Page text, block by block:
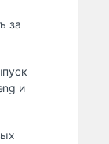
за
и